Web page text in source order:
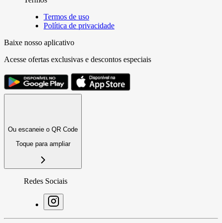
Termos de uso
Política de privacidade
Baixe nosso aplicativo
Acesse ofertas exclusivas e descontos especiais
Ou escaneie o QR Code
Toque para ampliar
Redes Sociais